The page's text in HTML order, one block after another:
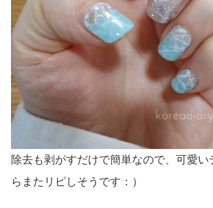
除去も剥がすだけで簡単なので、可愛い
らまたリピしそうです：）